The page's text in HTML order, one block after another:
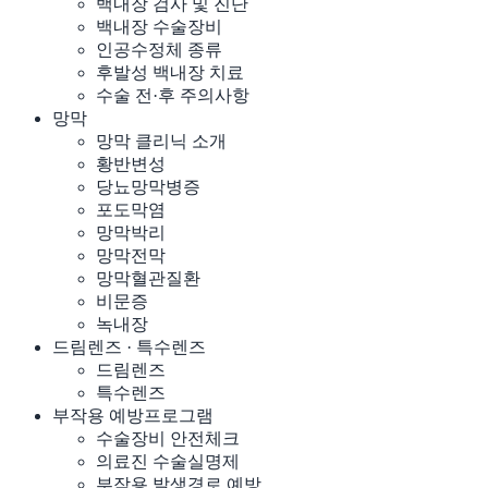
백내장 수술장비
인공수정체 종류
후발성 백내장 치료
수술 전·후 주의사항
망막
망막 클리닉 소개
황반변성
당뇨망막병증
포도막염
망막박리
망막전막
망막혈관질환
비문증
녹내장
드림렌즈 · 특수렌즈
드림렌즈
특수렌즈
부작용 예방프로그램
수술장비 안전체크
의료진 수술실명제
부작용 발생경로 예방